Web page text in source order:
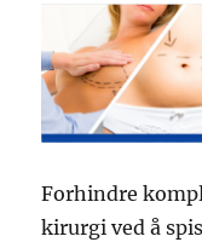
Forhindre
kirurgi ved å